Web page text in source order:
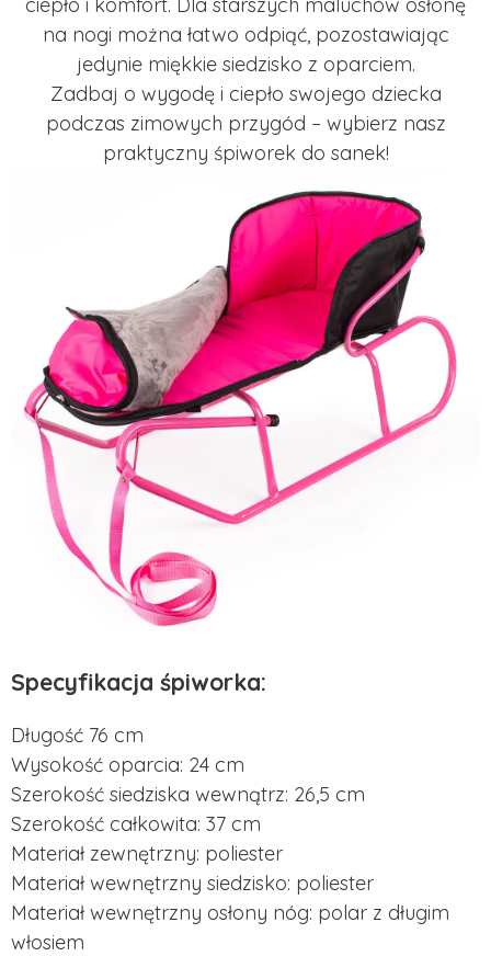
ciepło i komfort. Dla starszych maluchów osłonę
na nogi można łatwo odpiąć, pozostawiając
jedynie miękkie siedzisko z oparciem.
Zadbaj o wygodę i ciepło swojego dziecka
podczas zimowych przygód – wybierz nasz
praktyczny śpiworek do sanek!
Specyfikacja śpiworka:
Długość 76 cm
Wysokość oparcia: 24 cm
Szerokość siedziska wewnątrz: 26,5 cm
Szerokość całkowita: 37 cm
Materiał zewnętrzny: poliester
Materiał wewnętrzny siedzisko: poliester
Materiał wewnętrzny osłony nóg: polar z długim
włosiem